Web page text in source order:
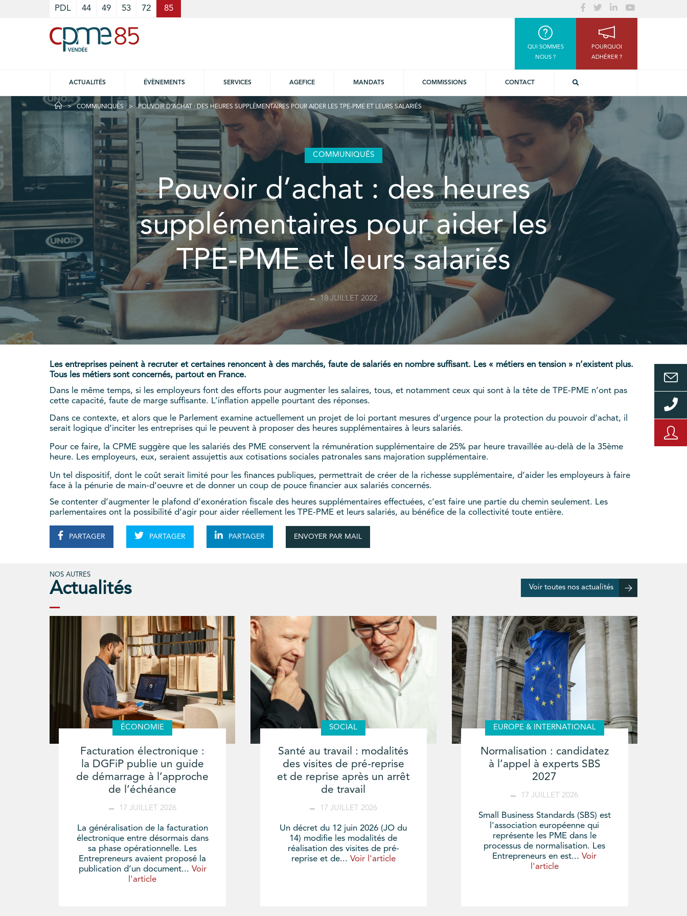
PDL 44 49 53 72 85
QUI SOMMES
NOUS ?
POURQUOI
ADHÉRER ?
ACTUALITÉS ÉVÈNEMENTS SERVICES AGEFICE MANDATS COMMISSIONS CONTACT
COMMUNIQUÉS POUVOIR D’ACHAT : DES HEURES SUPPLÉMENTAIRES POUR AIDER LES TPE-PME ET LEURS SALARIÉS
COMMUNIQUÉS
Pouvoir d’achat : des heures
supplémentaires pour aider les
TPE-PME et leurs salariés
18 JUILLET 2022
Les entreprises peinent à recruter et certaines renoncent à des marchés, faute de salariés en nombre suffisant. Les « métiers en tension » n’existent plus.
Tous les métiers sont concernés, partout en France.
Dans le même temps, si les employeurs font des efforts pour augmenter les salaires, tous, et notamment ceux qui sont à la tête de TPE-PME n’ont pas
cette capacité, faute de marge suffisante. L’inflation appelle pourtant des réponses.
Dans ce contexte, et alors que le Parlement examine actuellement un projet de loi portant mesures d’urgence pour la protection du pouvoir d’achat, il
serait logique d’inciter les entreprises qui le peuvent à proposer des heures supplémentaires à leurs salariés.
Pour ce faire, la CPME suggère que les salariés des PME conservent la rémunération supplémentaire de 25% par heure travaillée au-delà de la 35ème
heure. Les employeurs, eux, seraient assujettis aux cotisations sociales patronales sans majoration supplémentaire.
Un tel dispositif, dont le coût serait limité pour les finances publiques, permettrait de créer de la richesse supplémentaire, d’aider les employeurs à faire
face à la pénurie de main-d’oeuvre et de donner un coup de pouce financier aux salariés concernés.
Se contenter d’augmenter le plafond d’exonération fiscale des heures supplémentaires effectuées, c’est faire une partie du chemin seulement. Les
parlementaires ont la possibilité d’agir pour aider réellement les TPE-PME et leurs salariés, au bénéfice de la collectivité toute entière.
PARTAGER PARTAGER PARTAGER ENVOYER PAR MAIL
NOS AUTRES
Actualités Voir toutes nos actualités
ÉCONOMIE
Facturation électronique :
la DGFiP publie un guide
de démarrage à l’approche
de l’échéance
17 JUILLET 2026
La généralisation de la facturation
électronique entre désormais dans
sa phase opérationnelle. Les
Entrepreneurs avaient proposé la
publication d’un document... Voir
l'article
SOCIAL
Santé au travail : modalités
des visites de pré-reprise
et de reprise après un arrêt
de travail
17 JUILLET 2026
Un décret du 12 juin 2026 (JO du
14) modifie les modalités de
réalisation des visites de pré-
reprise et de... Voir l'article
EUROPE & INTERNATIONAL
Normalisation : candidatez
à l’appel à experts SBS
2027
17 JUILLET 2026
Small Business Standards (SBS) est
l'association européenne qui
représente les PME dans le
processus de normalisation. Les
Entrepreneurs en est...Voir
l'article
Cookies management panel